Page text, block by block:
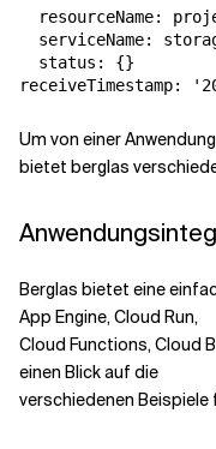
resourceName:
serviceName:
  status: {}
Um von einer
bietet berglas
Berglas bietet eine
App Engine, Cloud Run,
Cloud Functions, Cloud
einen Blick auf die
verschiedenen Beispiele